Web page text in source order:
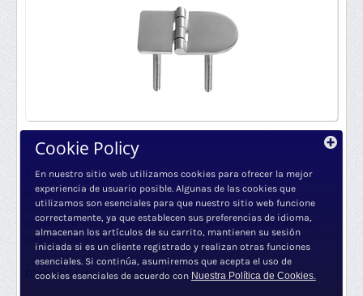
316
14.50 €11.98sin IVA
40 mm x 70 mm - 38.883.30,Osculati
La bisagra con perno de acero inoxidable AISI 316 fundido de
precisión de Osculati es una solución de primera calidad para uso
Disponibilidad: En stock
Cookie Policy
En nuestro sitio web utilizamos cookies para ofrecer la mejor
experiencia de usuario posible. Algunas de las cookies que
utilizamos son esenciales para que nuestro sitio web funcione
correctamente, ya que establecen sus preferencias de idioma,
almacenan los artículos de su carrito, mantienen su sesión
iniciada si es un cliente registrado y realizan otras funciones
esenciales. Si continúa, asumiremos que acepta el uso de
cookies esenciales de acuerdo con Nuestra Política de Cookies.